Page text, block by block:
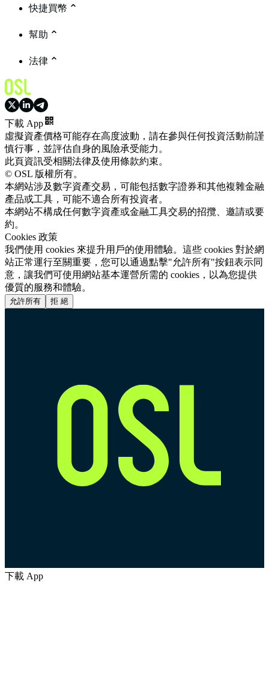
快捷買幣
幫助
法律
下載 App
虛擬資產價格可能存在高度波動，請在參與任何投資活動前謹
慎行事，並評估自身的風險承受能力。
此頁資訊受相關法律及使用條款約束。
© OSL 版權所有。
本網站涉及數字資產交易，可能包括數字證券和其他複雜金融
產品或工具，可能不適合所有投資者。
本網站不構成任何數字資產或金融工具交易的招攬、邀請或要
約。
Cookies 政策
我們使用 cookies 來提升用戶的使用體驗。這些 cookies 對於網
站正常運行至關重要，您可以通過點擊"允許所有"按鈕表示同
意，讓我們可使用網站基本運營所需的 cookies，以為您提供
優質的服務和體驗。
允許所有 拒 絕
下載 App